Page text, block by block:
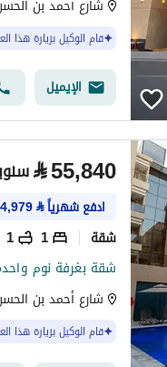
قام الوكيل بزيارة هذا العقار
الإيميل
⃁55,840
ادفع شهرياً⃁
4,979
شقة 1
1
شقة بغرفة نوم
قام الوكيل بزيارة هذا العقار